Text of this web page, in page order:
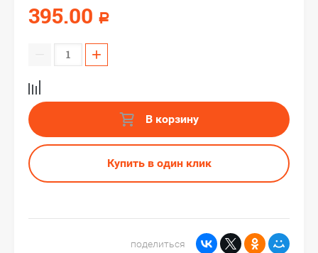
395.00 Р
+
В корзину
Купить в один клик
поделиться